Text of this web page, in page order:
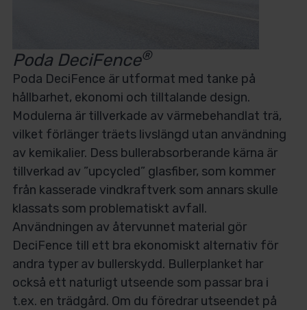
Poda DeciFence®
Poda DeciFence är utformat med tanke på
hållbarhet, ekonomi och tilltalande design.
Modulerna är tillverkade av värmebehandlat trä,
vilket förlänger träets livslängd utan användning
av kemikalier. Dess bullerabsorberande kärna är
tillverkad av ”upcycled” glasfiber, som kommer
från kasserade vindkraftverk som annars skulle
klassats som problematiskt avfall.
Användningen av återvunnet material gör
DeciFence till ett bra ekonomiskt alternativ för
andra typer av bullerskydd. Bullerplanket har
också ett naturligt utseende som passar bra i
t.ex. en trädgård. Om du föredrar utseendet på